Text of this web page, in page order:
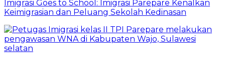
Imigrasi Goes to School: Imigrasi Parepare Kenalkan
Keimigrasian dan Peluang Sekolah Kedinasan